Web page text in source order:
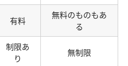
有料
無料のものもあ
る
制限あ
り
無制限